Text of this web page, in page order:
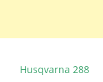
Husqvarna 288